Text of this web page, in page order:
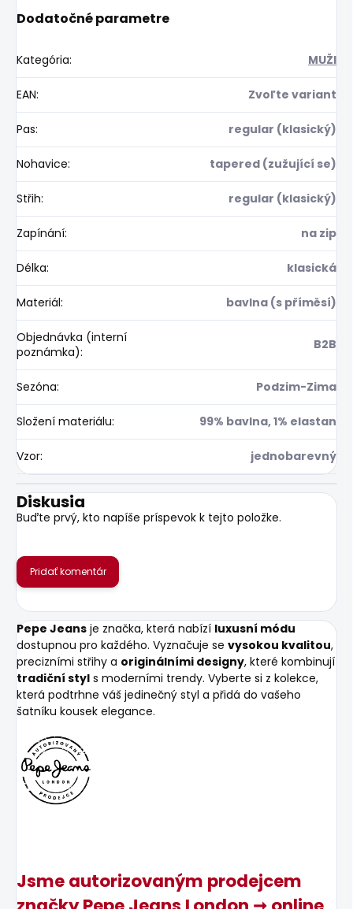
Dodatočné parametre
Kategória: MUŽI
EAN: Zvoľte variant
Pas: regular (klasický)
Nohavice: tapered (zužující se)
Střih: regular (klasický)
Zapínání: na zip
Délka: klasická
Materiál: bavlna (s příměsí)
Objednávka (interní
poznámka): B2B
Sezóna: Podzim-Zima
Složení materiálu: 99% bavlna, 1% elastan
Vzor: jednobarevný
Diskusia
Buďte prvý, kto napíše príspevok k tejto položke.
Pridať komentár
Pepe Jeans je značka, která nabízí luxusní módu
dostupnou pro každého. Vyznačuje se vysokou kvalitou,
precizními střihy a originálními designy, které kombinují
tradiční styl s moderními trendy. Vyberte si z kolekce,
která podtrhne váš jedinečný styl a přidá do vašeho
šatníku kousek elegance.
Jsme autorizovaným prodejcem